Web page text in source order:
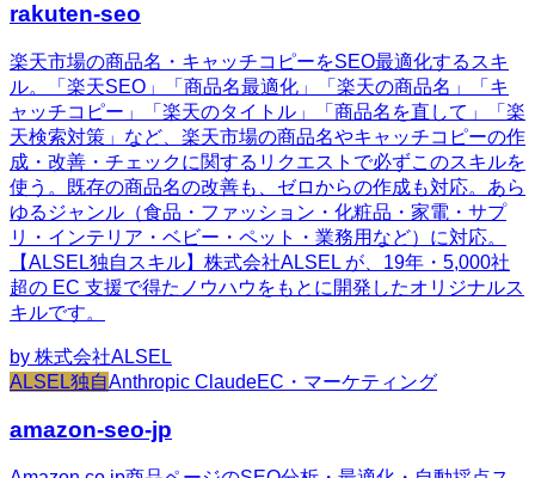
rakuten-seo
楽天市場の商品名・キャッチコピーをSEO最適化するスキ
ル。「楽天SEO」「商品名最適化」「楽天の商品名」「キ
ャッチコピー」「楽天のタイトル」「商品名を直して」「楽
天検索対策」など、楽天市場の商品名やキャッチコピーの作
成・改善・チェックに関するリクエストで必ずこのスキルを
使う。既存の商品名の改善も、ゼロからの作成も対応。あら
ゆるジャンル（食品・ファッション・化粧品・家電・サプ
リ・インテリア・ベビー・ペット・業務用など）に対応。
【ALSEL独自スキル】株式会社ALSEL が、19年・5,000社
超の EC 支援で得たノウハウをもとに開発したオリジナルス
キルです。
by 株式会社ALSEL
ALSEL独自Anthropic ClaudeEC・マーケティング
amazon-seo-jp